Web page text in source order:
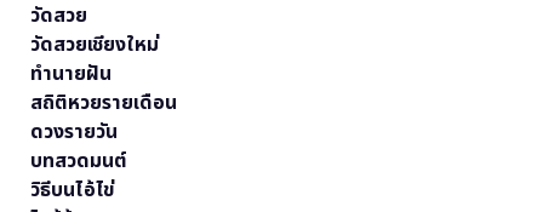
วัดสวย
วัดสวยเชียงใหม่
ทำนายฝัน
สถิติหวยรายเดือน
ดวงรายวัน
บทสวดมนต์
วิธีบนไอ้ไข่